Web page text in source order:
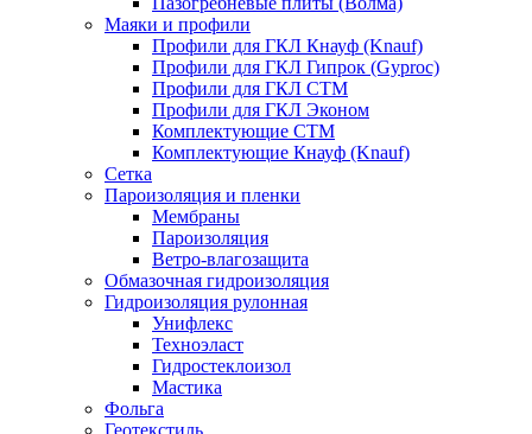
Маяки и профили
Профили для ГКЛ Кнауф (Knauf)
Профили для ГКЛ Гипрок (Gyproc)
Профили для ГКЛ СТМ
Профили для ГКЛ Эконом
Комплектующие СТМ
Комплектующие Кнауф (Knauf)
Сетка
Пароизоляция и пленки
Мембраны
Пароизоляция
Ветро-влагозащита
Обмазочная гидроизоляция
Гидроизоляция рулонная
Унифлекс
Техноэласт
Гидростеклоизол
Мастика
Фольга